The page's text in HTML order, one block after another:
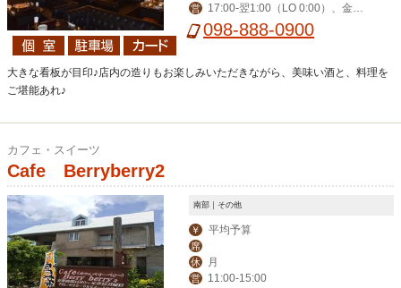
営
17:00-翌1:00（LO 0:00）、金土
祝前17:00-翌2:00（LO 翌1:00）
098-888-0900
大きな看板が目印♪店内の造りもお楽しみいただきながら、美味い酒と、料理を
ご堪能あれ♪
カフェ・スイーツ
Cafe Berryberry2
南部｜その他
￥ 平均予算
席
休
月
営 11:00-15:00